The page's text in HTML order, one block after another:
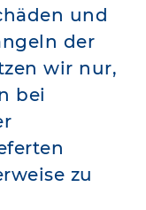
und
der
wir nur,
bei
zu